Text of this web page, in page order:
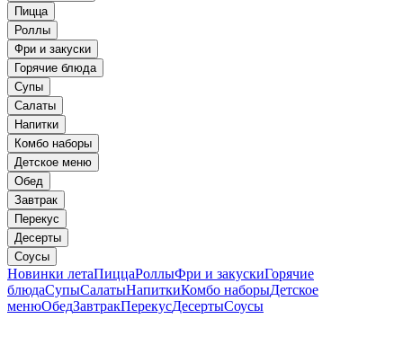
Пицца
Роллы
Фри и закуски
Горячие блюда
Супы
Салаты
Напитки
Комбо наборы
Детское меню
Обед
Завтрак
Перекус
Десерты
Соусы
Новинки летаПиццаРоллыФри и закускиГорячие
блюдаСупыСалатыНапиткиКомбо наборыДетское
менюОбедЗавтракПерекусДесертыСоусы